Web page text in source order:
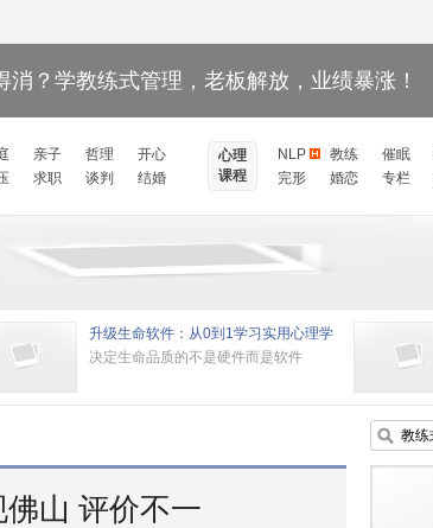
消？学教练式管理，老板解放，业绩暴涨！
亲子 哲理
开心
求职 谈判 结婚
心理
课程
NLP 教练 催眠
完形
婚恋 专栏
升级生命软件：从0到1学习实用心理学
决定生命品质的不是硬件而是软件
山 评价不一